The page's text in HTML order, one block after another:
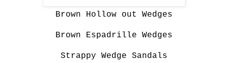
Brown Hollow out Wedges
Brown Espadrille Wedges
Strappy Wedge Sandals